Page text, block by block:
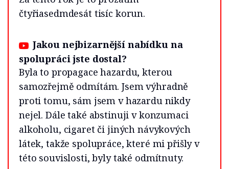
čtyřiasedmdesát tisíc korun.
Jakou nejbizarnější nabídku na
spolupráci jste dostal?
Byla to propagace hazardu, kterou
samozřejmě odmítám. Jsem výhradně
proti tomu, sám jsem v hazardu nikdy
nejel. Dále také abstinuji v konzumaci
alkoholu, cigaret či jiných návykových
látek, takže spolupráce, které mi přišly v
této souvislosti, byly také odmítnuty.